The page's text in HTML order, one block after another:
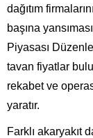
dağıtım
başına
Piyasası
tavan fiyatlar
rekabet ve
yaratır.
Farklı akaryakıt